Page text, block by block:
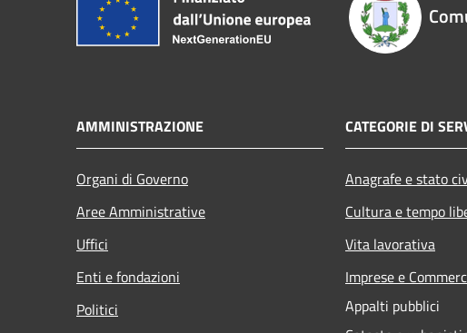
AMMINISTRAZIONE
Organi di Governo
Aree Amministrative
Uffici
Enti e fondazioni
Politici
CATEGORIE DI
Anagrafe e stato
Cultura e tempo
Vita lavorativa
Imprese e
Appalti pubblici